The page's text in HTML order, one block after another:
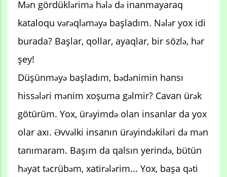
Mən gördüklərimə hələ də inanmayaraq
kataloqu vərəqləməyə başladım. Nələr yox idi
burada? Başlar, qollar, ayaqlar, bir sözlə, hər
şey!
Düşünməyə başladım, bədənimin hansı
hissələri mənim xoşuma gəlmir? Cavan ürək
götürüm. Yox, ürəyimdə olan insanlar da yox
olar axı. Əvvəlki insanın ürəyindəkiləri də mən
tanımaram. Başım da qalsın yerində, bütün
həyat təcrübəm, xatirələrim... Yox, başa qəti